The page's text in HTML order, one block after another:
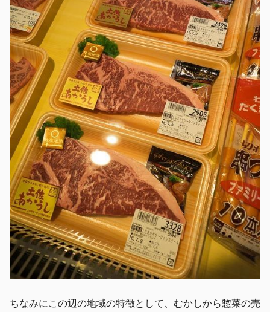
ちなみにこの辺の地域の特徴として、むかしから惣菜の売